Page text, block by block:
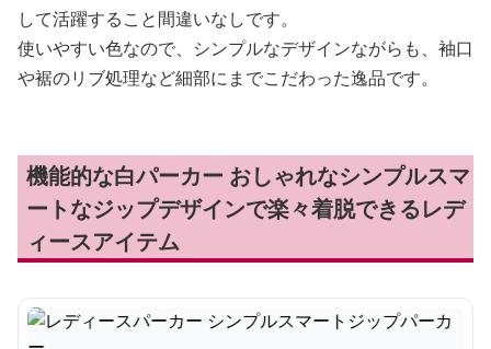
して活躍すること間違いなしです。
使いやすい色なので、シンプルなデザインながらも、袖口
や裾のリブ処理など細部にまでこだわった逸品です。
機能的な白パーカー おしゃれなシンプルスマ
ートなジップデザインで楽々着脱できるレデ
ィースアイテム